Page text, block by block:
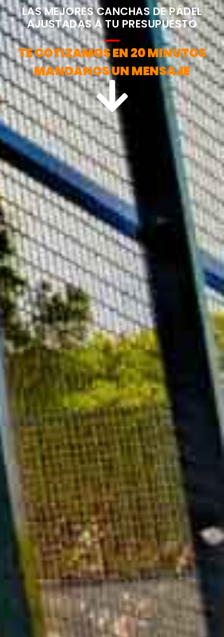
LAS MEJORES CANCHAS DE PÁDEL
AJUSTADAS A TU PRESUPUESTO
TE COTIZAMOS EN 20 MINUTOS
MANDANOS UN MENSAJE